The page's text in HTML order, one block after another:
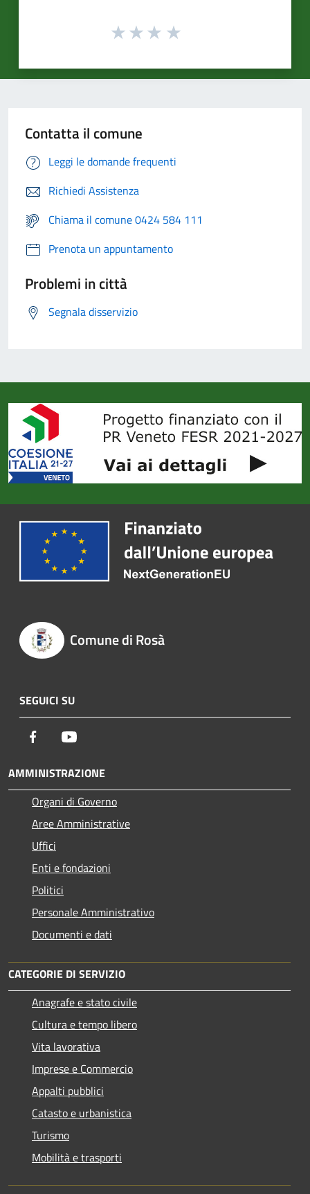
Contatta il comune
Leggi le domande frequenti
Richiedi Assistenza
Chiama il comune 0424 584 111
Prenota un appuntamento
Problemi in città
Segnala disservizio
Comune di Rosà
SEGUICI SU
Facebook
AMMINISTRAZIONE
Organi di Governo
Aree Amministrative
Uffici
Enti e fondazioni
Politici
Personale Amministrativo
Documenti e dati
CATEGORIE DI SERVIZIO
Anagrafe e stato civile
Cultura e tempo libero
Vita lavorativa
Imprese e Commercio
Appalti pubblici
Catasto e urbanistica
Turismo
Mobilità e trasporti